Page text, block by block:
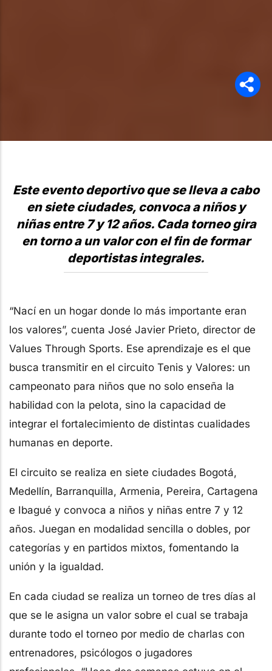
Este evento deportivo que se lleva a cabo
en siete ciudades, convoca a niños y
niñas entre 7 y 12 años. Cada torneo gira
en torno a un valor con el fin de formar
deportistas integrales.
“Nací en un hogar donde lo más importante eran
los valores”, cuenta José Javier Prieto, director de
Values Through Sports. Ese aprendizaje es el que
busca transmitir en el circuito Tenis y Valores: un
campeonato para niños que no solo enseña la
habilidad con la pelota, sino la capacidad de
integrar el fortalecimiento de distintas cualidades
humanas en deporte.
El circuito se realiza en siete ciudades Bogotá,
Medellín, Barranquilla, Armenia, Pereira, Cartagena
e Ibagué y convoca a niños y niñas entre 7 y 12
años. Juegan en modalidad sencilla o dobles, por
categorías y en partidos mixtos, fomentando la
unión y la igualdad.
En cada ciudad se realiza un torneo de tres días al
que se le asigna un valor sobre el cual se trabaja
durante todo el torneo por medio de charlas con
entrenadores, psicólogos o jugadores